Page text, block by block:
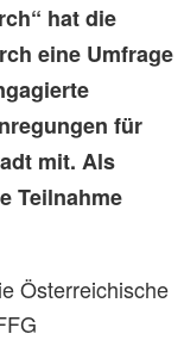
hat die
eine Umfrage
für
mit. Als
Teilnahme
Österreichische